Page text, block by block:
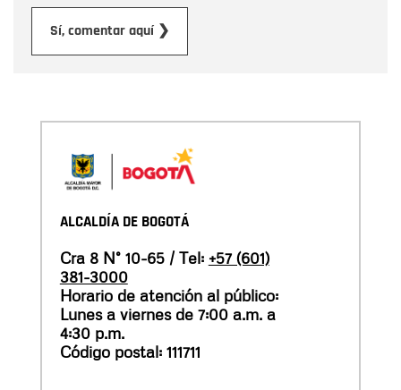
Sí, comentar aquí ❯
ALCALDÍA DE BOGOTÁ
Cra 8 N° 10-65 / Tel: +57 (601)
381-3000
Horario de atención al público:
Lunes a viernes de 7:00 a.m. a
4:30 p.m.
Código postal: 111711